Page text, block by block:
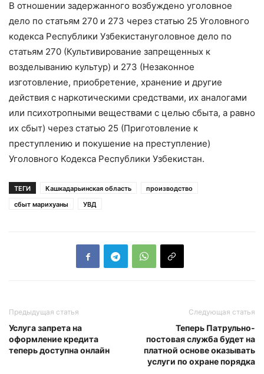
В отношении задержанного возбуждено уголовное
дело по статьям 270 и 273 через статью 25 Уголовного
кодекса Республики Узбекистануголовное дело по
статьям 270 (Культивирование запрещенных к
возделыванию культур) и 273 (Незаконное
изготовление, приобретение, хранение и другие
действия с наркотическими средствами, их аналогами
или психотропными веществами с целью сбыта, а равно
их сбыт) через статью 25 (Приготовление к
преступлению и покушение на преступление)
Уголовного Кодекса Республики Узбекистан.
ТЕГИ Кашкадарьинская область
производство
сбыт марихуаны
УВД
Предыдущая статья
Услуга запрета на
оформление кредита
теперь доступна онлайн
Следующая статья
Теперь Патрульно-
постовая служба будет на
платной основе оказывать
услуги по охране порядка